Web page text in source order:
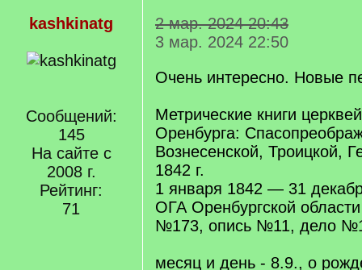
kashkinatg
Сообщений:
145
На сайте с
2008 г.
Рейтинг:
71
2 мар. 2024 20:43
3 мар. 2024 22:50
Очень интересно. Новые
Метрические книги
Оренбурга:
Вознесенской, Троицкой,
1842 г.
1 января 1842 — 31
ОГА Оренбургской
№173, опись №11, дело
месяц и день - 8.9., о